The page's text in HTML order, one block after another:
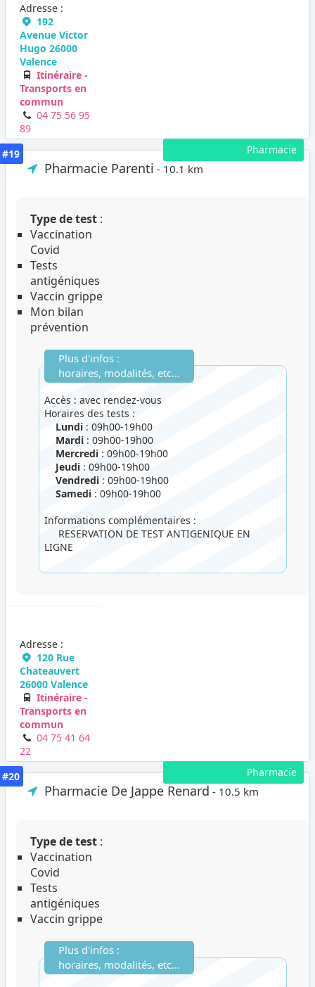
Adresse :
192
Avenue Victor
Hugo 26000
Valence
Itinéraire -
Transports en
commun
04 75 56 95
89
Pharmacie
#19
Pharmacie Parenti - 10.1 km
Type de test :
Vaccination
Covid
Tests
antigéniques
Vaccin grippe
Mon bilan
prévention
Plus d'infos :
horaires, modalités, etc...
Accès : avec rendez-vous
Horaires des tests :
Lundi : 09h00-19h00
Mardi : 09h00-19h00
Mercredi : 09h00-19h00
Jeudi : 09h00-19h00
Vendredi : 09h00-19h00
Samedi : 09h00-19h00
Informations complémentaires :
RESERVATION DE TEST ANTIGENIQUE EN
LIGNE
Adresse :
120 Rue
Chateauvert
26000 Valence
Itinéraire -
Transports en
commun
04 75 41 64
22
Pharmacie
#20
Pharmacie De Jappe Renard - 10.5 km
Type de test :
Vaccination
Covid
Tests
antigéniques
Vaccin grippe
Plus d'infos :
horaires, modalités, etc...